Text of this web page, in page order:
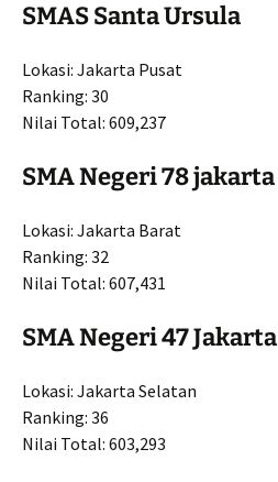
SMAS Santa Ursula
Lokasi: Jakarta Pusat
Ranking: 30
Nilai Total: 609,237
SMA Negeri 78 jakarta
Lokasi: Jakarta Barat
Ranking: 32
Nilai Total: 607,431
SMA Negeri 47 Jakarta
Lokasi: Jakarta Selatan
Ranking: 36
Nilai Total: 603,293